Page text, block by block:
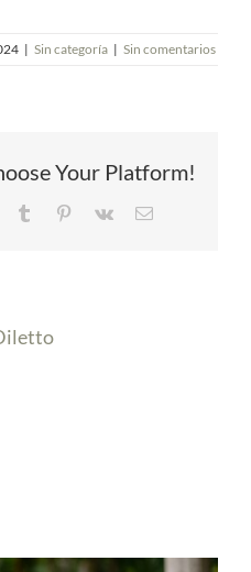
| Sin categoría | Sin comentarios
Your Platform!
Tumblr Pinterest
Vk
Correo